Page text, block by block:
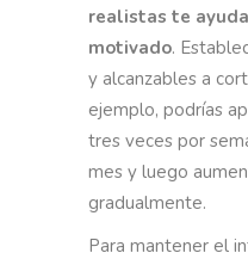
realistas te
motivado.
y alcanzables a
ejemplo, podrías
tres veces por
mes y luego
gradualmente.
Para mantener el